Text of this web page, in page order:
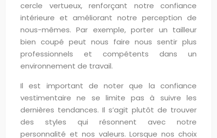
cercle vertueux, renforçant notre confiance
intérieure et améliorant notre perception de
nous-mêmes. Par exemple, porter un tailleur
bien coupé peut nous faire nous sentir plus
professionnels et compétents dans un
environnement de travail.
Il est important de noter que la confiance
vestimentaire ne se limite pas à suivre les
dernières tendances. Il s’agit plutôt de trouver
des styles qui résonnent avec notre
personnalité et nos valeurs. Lorsque nos choix